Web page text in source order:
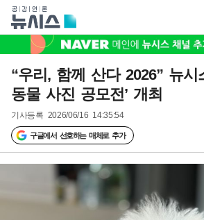
“우리, 함께 산다 2026” 뉴시
동물 사진 공모전’ 개최
기사등록 2026/06/16 14:35:54
구글에서 선호하는 매체로 추가